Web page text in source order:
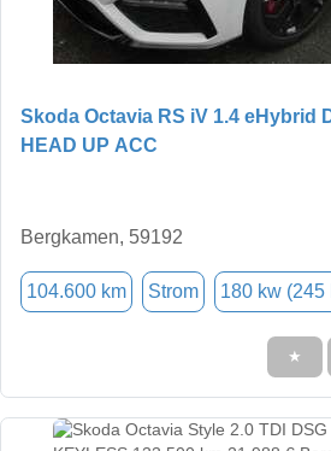
Skoda Octavia RS iV 1.4 eHybrid
HEAD UP ACC
Bergkamen, 59192
104.600 km Strom 180 kw (245
★